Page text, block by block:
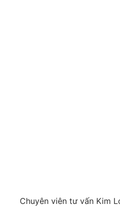
Chuyên viên tư vấn Kim